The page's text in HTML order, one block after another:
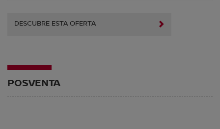
DESCUBRE ESTA OFERTA
POSVENTA